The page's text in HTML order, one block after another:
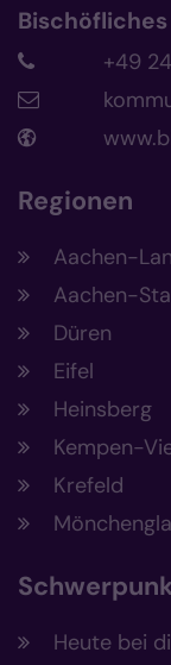
+49
Regionen
Aachen-
Aachen-
Düren
Eifel
Heinsberg
Kempen-
Krefeld
Heute bei